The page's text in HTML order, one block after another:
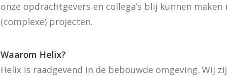
onze opdrachtgevers en collega’s blij kunnen
(complexe) projecten.
Waarom Helix?
Helix is raadgevend in de bebouwde omgeving. Wij